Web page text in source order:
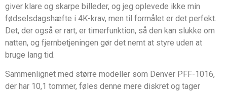
giver klare og skarpe billeder, og jeg oplevede ikke min
fødselsdagshæfte i 4K-krav, men til formålet er det perfekt.
Det, der også er rart, er timerfunktion, så den kan slukke om
natten, og fjernbetjeningen gør det nemt at styre uden at
bruge lang tid.
Sammenlignet med større modeller som Denver PFF-1016,
der har 10,1 tommer, føles denne mere diskret og tager